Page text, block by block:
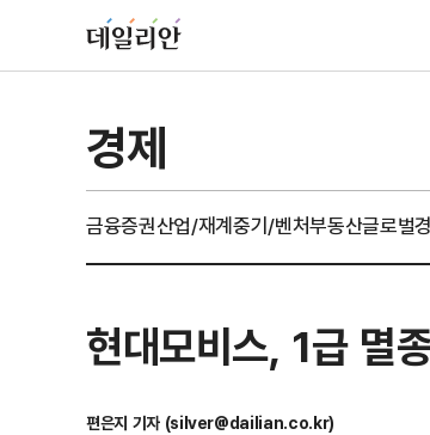
경제
금융증권산업/재계중기/벤처부동산글로벌
현대모비스, 1급 멸
편은지 기자 (silver@dailian.co.kr)